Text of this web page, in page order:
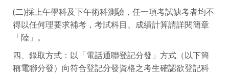
(二)採上午學科及下午術科測驗，任一項考試缺考者均不
得以任何理要求補考，考試科目、成績計算請詳閱簡章
「陸」。
四、錄取方式：以「電話通聯登記分發」方式（以下簡
稱電聯分發）向符合登記分發資格之考生確認欲登記科